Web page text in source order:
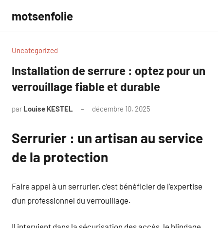
contenu
motsenfolie
Uncategorized
Installation de serrure : optez pour un
verrouillage fiable et durable
par Louise KESTEL décembre 10, 2025
Serrurier : un artisan au service
de la protection
Faire appel à un serrurier, c’est bénéficier de l’expertise
d’un professionnel du verrouillage.